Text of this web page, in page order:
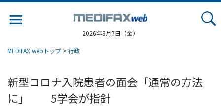
2026年8月7日（金）
MEDIFAX webトップ > 行政
新型コロナ入院患者の面会「通常の方法
に」 5学会が指針